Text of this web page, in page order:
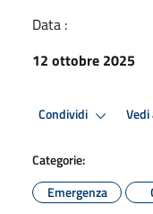
Data :
12 ottobre 2025
Condividi Vedi
Categorie:
Emergenza